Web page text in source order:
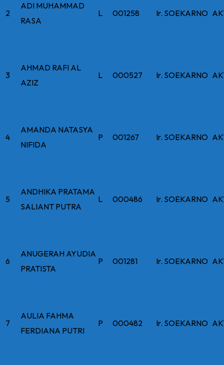
2
ADI MUHAMMAD
RASA
L 001258 Ir. SOEKARNO
3
AHMAD RAFI AL
AZIZ
L 000527 Ir. SOEKARNO
4
AMANDA NATASYA
NIFIDA
P 001267 Ir. SOEKARNO
5
ANDHIKA PRATAMA
SALIANT PUTRA
L 000486 Ir. SOEKARNO
6
ANUGERAH AYUDIA
PRATISTA
P 001281 Ir. SOEKARNO
7
AULIA FAHMA
FERDIANA PUTRI
P 000482 Ir. SOEKARNO